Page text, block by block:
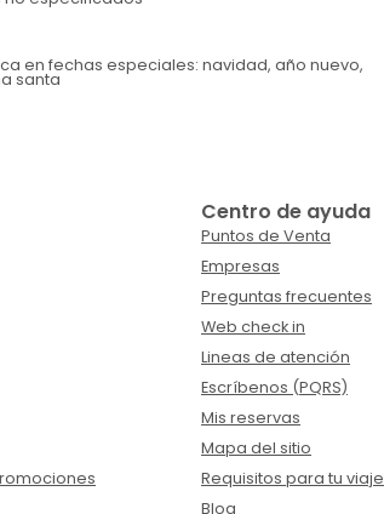
en fechas especiales: navidad, año nuevo,
santa
Centro de ayuda
Puntos de Venta
Empresas
Preguntas frecuentes
Web check in
Lineas de atención
Escríbenos (PQRS)
Mis reservas
Mapa del sitio
Requisitos para tu viaje
Blog